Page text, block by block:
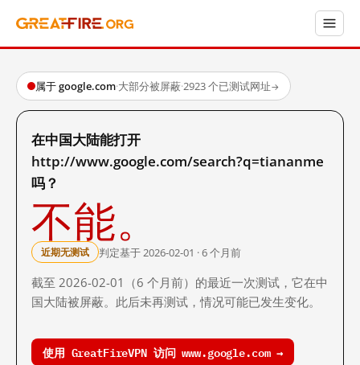
属于 google.com·大部分被屏蔽·2923 个已测试网址→
在中国大陆能打开
http://www.google.com/search?q=tiananme
吗？
不能。
近期无测试 判定基于 2026-02-01 · 6 个月前
截至 2026-02-01（6 个月前）的最近一次测试，它在中
国大陆被屏蔽。此后未再测试，情况可能已发生变化。
使用 GreatFireVPN 访问 www.google.com →